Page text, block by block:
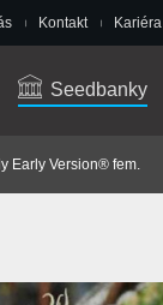
Kontakt Kariéra
Seedbanky
Early Version® fem.